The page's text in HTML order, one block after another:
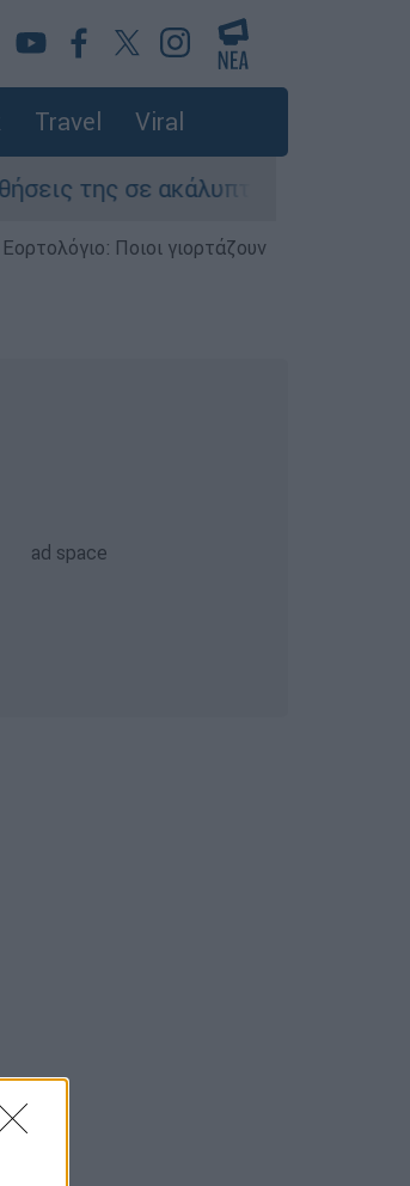
Travel Viral
σε ακάλυπτο πολυκατοικίας
Ποιοι γιορτάζουν